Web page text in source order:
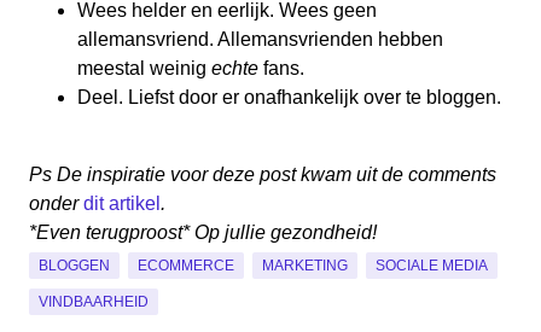
Wees helder en eerlijk. Wees geen
allemansvriend. Allemansvrienden hebben
meestal weinig echte fans.
Deel. Liefst door er onafhankelijk over te bloggen.
Ps De inspiratie voor deze post kwam uit de comments
onderdit artikel .
*Even terugproost* Op jullie gezondheid!
BLOGGEN ECOMMERCE MARKETING SOCIALE MEDIA
VINDBAARHEID